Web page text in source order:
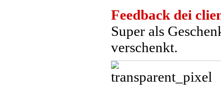
Feedback dei
Super als
verschenkt.